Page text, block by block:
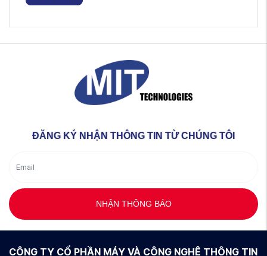
ĐĂNG KÝ NHẬN THÔNG TIN TỪ CHÚNG TÔI
NHẬN THÔNG BÁO
CÔNG TY CỔ PHẦN MÁY VÀ CÔNG NGHỆ THÔNG TIN